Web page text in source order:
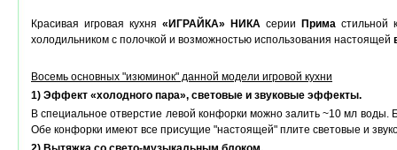
Красивая игровая кухня «ИГРАЙКА» НИКА серии Прима стильной
холодильником с полочкой и возможностью использования настоящей
Восемь основных "изюминок" данной модели игровой кухни
1) Эффект «холодного пара», световые и звуковые эффекты.
В специальное отверстие левой конфорки можно залить ~10 мл
Обе конфорки имеют все присущие "настоящей" плите световые и